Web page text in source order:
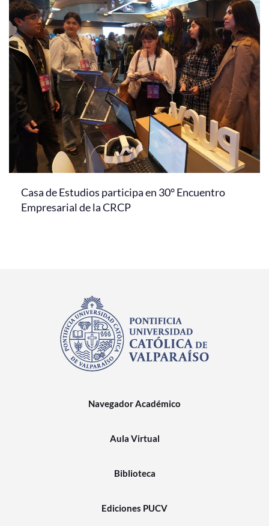
Casa de Estudios participa en 30° Encuentro
Empresarial de la CRCP
Navegador Académico
Aula Virtual
Biblioteca
Ediciones PUCV